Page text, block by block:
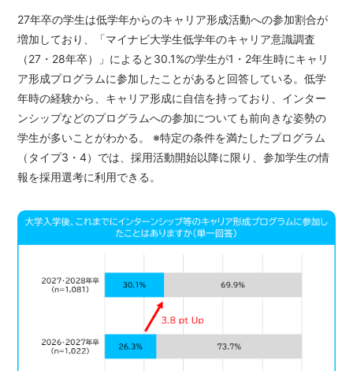
27年卒の学生は低学年からのキャリア形成活動への参加割合が
増加しており、「マイナビ大学生低学年のキャリア意識調査
（27・28年卒）」によると30.1%の学生が1・2年生時にキャリ
ア形成プログラムに参加したことがあると回答している。低学
年時の経験から、キャリア形成に自信を持っており、インター
ンシップなどのプログラムへの参加についても前向きな姿勢の
学生が多いことがわかる。 ※特定の条件を満たしたプログラム
（タイプ3・4）では、採用活動開始以降に限り、参加学生の情
報を採用選考に利用できる。